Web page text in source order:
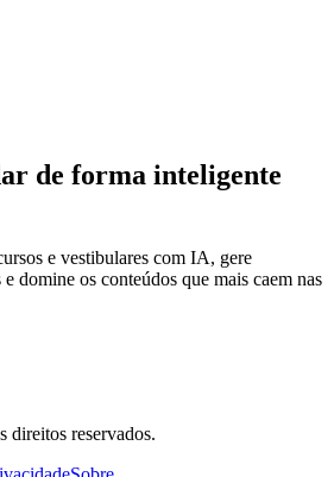
de forma inteligente
e vestibulares com IA, gere
domine os conteúdos que mais caem nas
direitos reservados.